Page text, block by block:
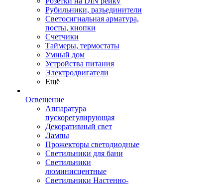
Рубильники, разъединители
Светосигнальная арматура,
посты, кнопки
Счетчики
Таймеры, термостаты
Умный дом
Устройства питания
Электродвигатели
Ещё
Освещение
Аппаратура
пускорегулирующая
Декоративный свет
Лампы
Прожекторы светодиодные
Светильники для бани
Светильники
люминисцентные
Светильники Настенно-